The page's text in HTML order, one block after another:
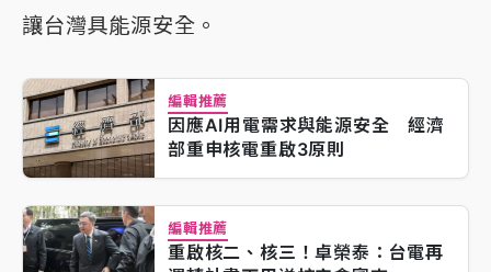
讓台灣具能源安全。
編輯推薦
因應AI用電需求與能源安全 經濟
部重申核電重啟3原則
編輯推薦
重啟核二、核三！卓榮泰：台電再